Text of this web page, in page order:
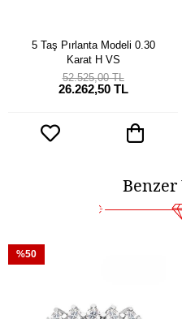
5 Taş Pırlanta Modeli 0.30
Karat H VS
26.262,50 TL
52.525,00 TL
%50